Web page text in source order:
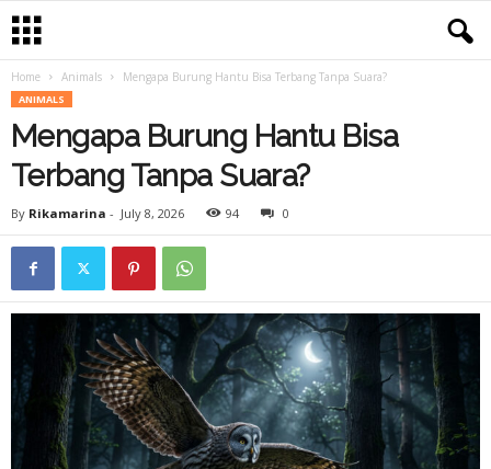
Home Animals Mengapa Burung Hantu Bisa Terbang Tanpa Suara?
ANIMALS
Mengapa Burung Hantu Bisa
Terbang Tanpa Suara?
By Rikamarina - July 8, 2026 94 0